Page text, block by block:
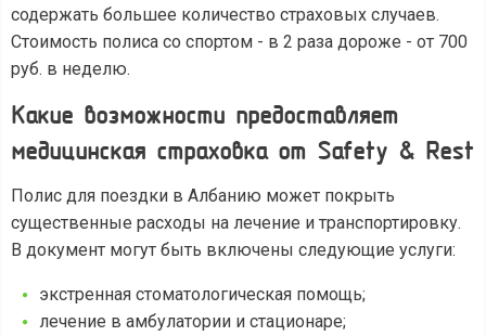
содержать большее количество страховых случаев.
Стоимость полиса со спортом - в 2 раза дороже - от 700
руб. в неделю.
Какие возможности предоставляет
медицинская страховка от Safety & Rest
Полис для поездки в Албанию может покрыть
существенные расходы на лечение и транспортировку.
В документ могут быть включены следующие услуги:
экстренная стоматологическая помощь;
лечение в амбулатории и стационаре;